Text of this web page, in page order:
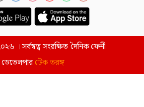
। সর্বস্বত্ব সংরক্ষিত দৈনিক ফেনী
ডেভেলপারটেক তরঙ্গ